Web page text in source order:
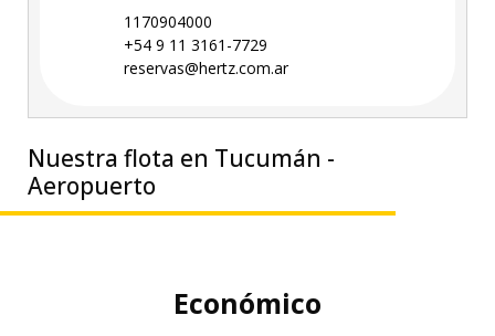
1170904000
+54 9 11 3161-7729
reservas@hertz.com.ar
Nuestra flota en Tucumán -
Aeropuerto
Sedan Económico